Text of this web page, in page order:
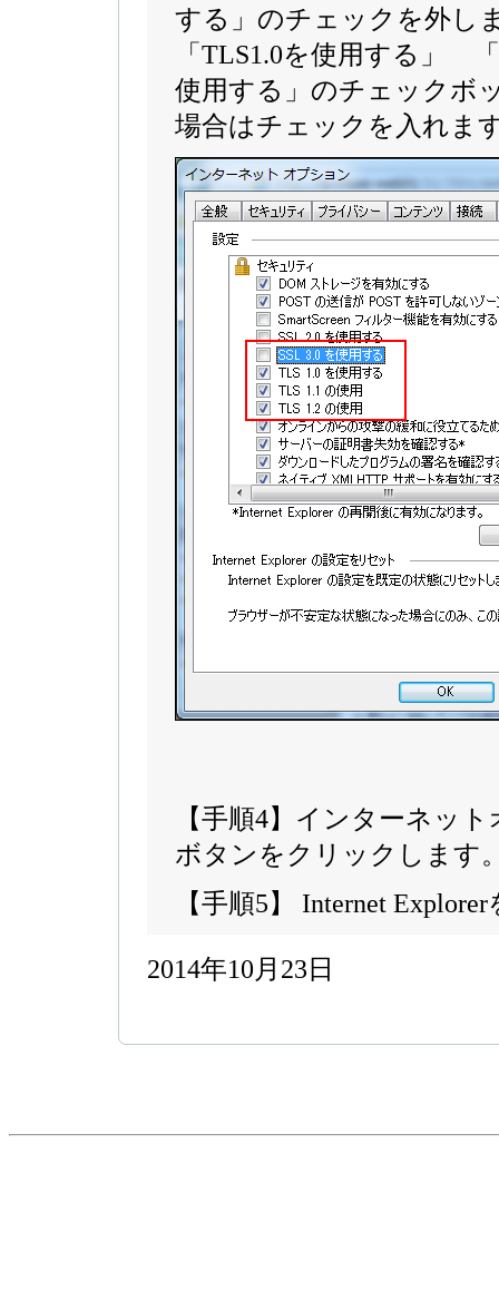
する」のチェックを外し
「TLS1.0を使用する」
使用する」のチェックボ
場合はチェックを入れま
【手順4】インターネッ
ボタンをクリックします
【手順5】 Internet
2014年10月23日